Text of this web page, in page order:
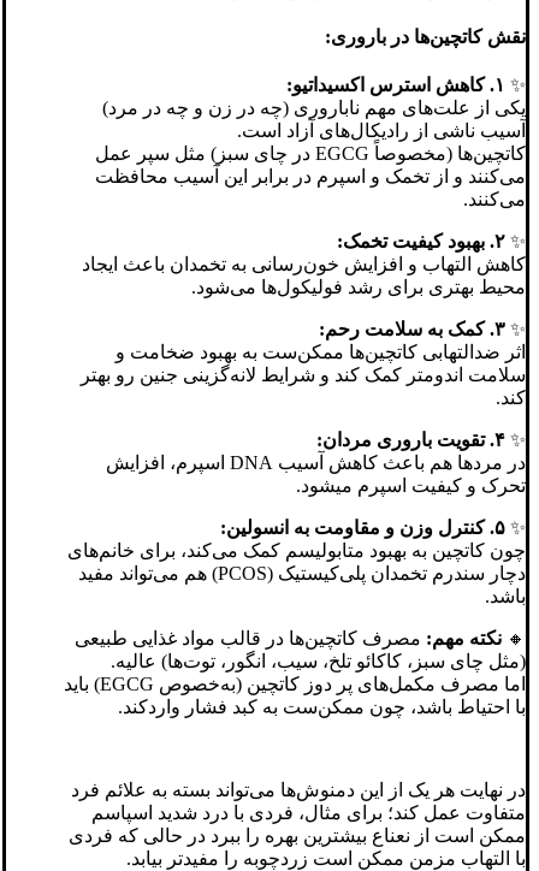
نقش کاتچین‌ها در باروری:
✨
یکی از علت‌های مهم ناباروری (چه در زن و چه در مرد)
آسیب ناشی از رادیکال‌های آزاد است.
کاتچین‌ها (مخصوصاً EGCG در چای سبز) مثل سپر عمل
می‌کنند و از تخمک و اسپرم در برابر این آسیب محافظت
می‌کنند.
✨ ۲. بهبود کیفیت تخمک:
کاهش التهاب و افزایش خون‌رسانی به تخمدان باعث ایجاد
محیط بهتری برای رشد فولیکول‌ها می‌شود.
✨
اثر ضدالتهابی کاتچین‌ها ممکن‌ست به بهبود ضخامت و
سلامت اندومتر کمک کند و شرایط لانه‌گزینی جنین رو بهتر
کند.
✨ ۴. تقویت باروری مردان:
در مردها هم باعث کاهش آسیب DNA اسپرم، افزایش
تحرک و کیفیت اسپرم میشود.
✨
چون کاتچین به بهبود متابولیسم کمک می‌کند، برای خانم‌های
دچار سندرم تخمدان پلی‌کیستیک (PCOS) هم می‌تواند مفید
باشد.
🔸 نکته مهم: مصرف کاتچین‌ها در قالب مواد غذایی طبیعی
(مثل چای سبز، کاکائو تلخ، سیب، انگور، توت‌ها) عالیه.
اما مصرف مکمل‌های پر دوز کاتچین (به‌خصوص EGCG) باید
با احتیاط باشد، چون ممکن‌ست به کبد فشار واردکند.
در نهایت هر یک از این دمنوش‌ها می‌تواند بسته به علائم فرد
متفاوت عمل کند؛ برای مثال، فردی با درد شدید اسپاسم
ممکن است از نعناع بیشترین بهره را ببرد در حالی که فردی
با التهاب مزمن ممکن است زردچوبه را مفیدتر بیابد.